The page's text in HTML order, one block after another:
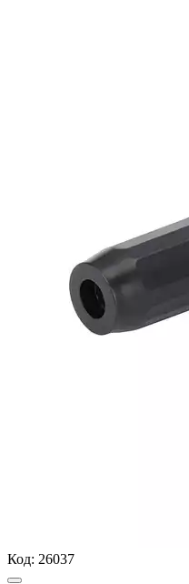
Код: 26037